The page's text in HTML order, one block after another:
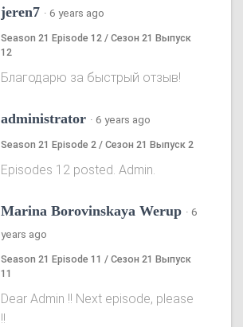
jeren7 · 6 years ago
Season 21 Episode 12 / Сезон 21 Выпуск
12
Благодарю за быстрый отзыв!
administrator · 6 years ago
Season 21 Episode 2 / Сезон 21 Выпуск 2
Episodes 12 posted. Admin.
Marina Borovinskaya Werup · 6
years ago
Season 21 Episode 11 / Сезон 21 Выпуск
11
Dear Admin !! Next episode, please
!!